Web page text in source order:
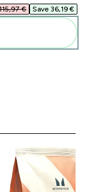
€‎ Save 36,19 €‎